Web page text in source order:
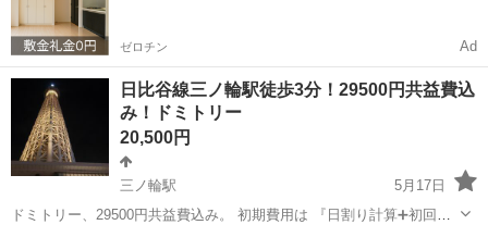
ゼロチン Ad
日比谷線三ノ輪駅徒歩3分！29500円共益費込
み！ドミトリー
20,500円
三ノ輪駅
5月17日
ドミトリー、29500円共益費込み。 初期費用は 『日割り計算➕初回の